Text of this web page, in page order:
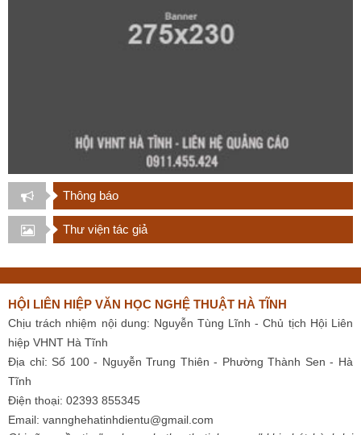
Thông báo
Thư viện tác giả
HỘI LIÊN HIỆP VĂN HỌC NGHỆ THUẬT HÀ TĨNH
Chịu trách nhiệm nội dung: Nguyễn Tùng Lĩnh - Chủ tịch Hội Liên
hiệp VHNT Hà Tĩnh
Địa chỉ: Số 100 - Nguyễn Trung Thiên - Phường Thành Sen - Hà
Tĩnh
Điện thoại: 02393 855345
Email: vannghehatinhdientu@gmail.com